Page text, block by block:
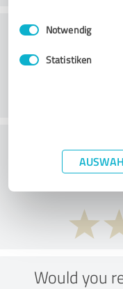
Impressum
Einwilligungsauswahl
Notwendig
Statistiken
What do
Would you